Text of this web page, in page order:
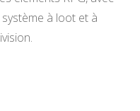
à loot et à